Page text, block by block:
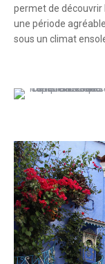
permet de découvrir
une période
sous un climat